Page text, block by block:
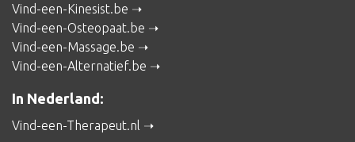
Vind-een-Kinesist.be
Vind-een-Osteopaat.be
Vind-een-Massage.be
Vind-een-Alternatief.be
In Nederland:
Vind-een-Therapeut.nl